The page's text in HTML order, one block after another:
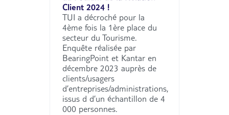
Client 2024 !
TUI a décroché pour la
4ème fois la 1ère place du
secteur du Tourisme.
Enquête réalisée par
BearingPoint et Kantar en
décembre 2023 auprès de
clients/usagers
d’entreprises/administrations,
issus d d’un échantillon de 4
000 personnes.